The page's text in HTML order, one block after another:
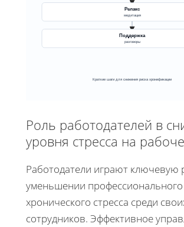
Релакс
медитация
Поддержка
разговоры
Краткие шаги для снижения риска хронификации
Роль работодателей в
уровня стресса на
Работодатели играют ключевую
уменьшении профессионального
хронического стресса среди
сотрудников. Эффективное